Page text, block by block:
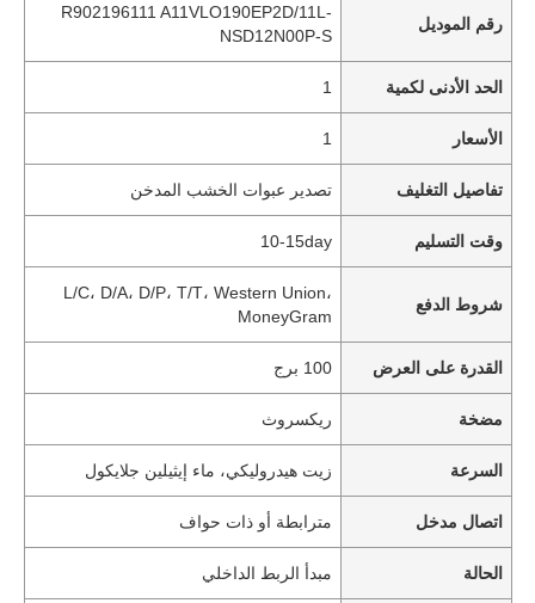
رقم الموديل
R902196111 A11VLO190EP2D/11L-
NSD12N00P-S
الحد الأدنى لكمية 1
الأسعار 1
تفاصيل التغليف تصدير عبوات الخشب المدخن
وقت التسليم 10-15day
شروط الدفع
L/C، D/A، D/P، T/T، Western Union،
MoneyGram
القدرة على العرض 100 برج
مضخة ريكسروث
السرعة زيت هيدروليكي، ماء إيثيلين جلايكول
اتصال مدخل مترابطة أو ذات حواف
الحالة مبدأ الربط الداخلي